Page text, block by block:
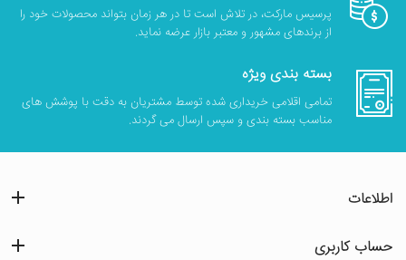
پرسیس مارکت، در تلاش است تا در هر زمان بتواند محصولات خود را
از برندهای مشهور و معتبر بازار عرضه نماید.
بسته بندی ویژه
تمامی اقلامی خریداری شده توسط مشتریان به دقت با پوشش های
مناسب بسته بندی و سپس ارسال می گردند.
اطلاعات
حساب کاربری